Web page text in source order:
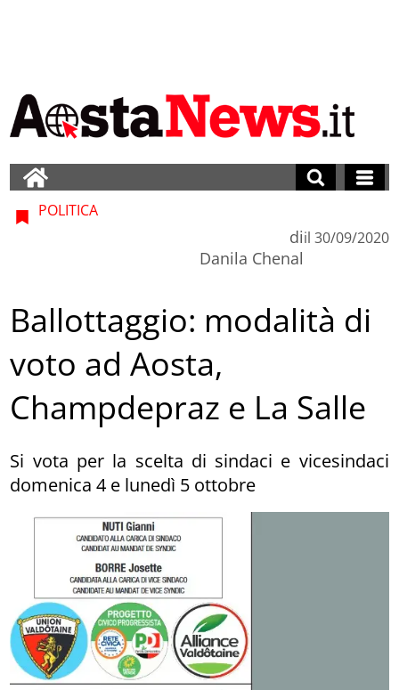
POLITICA
di
Danila Chenal
il 30/09/2020
Ballottaggio: modalità di
voto ad Aosta,
Champdepraz e La Salle
Si vota per la scelta di sindaci e vicesindaci
domenica 4 e lunedì 5 ottobre